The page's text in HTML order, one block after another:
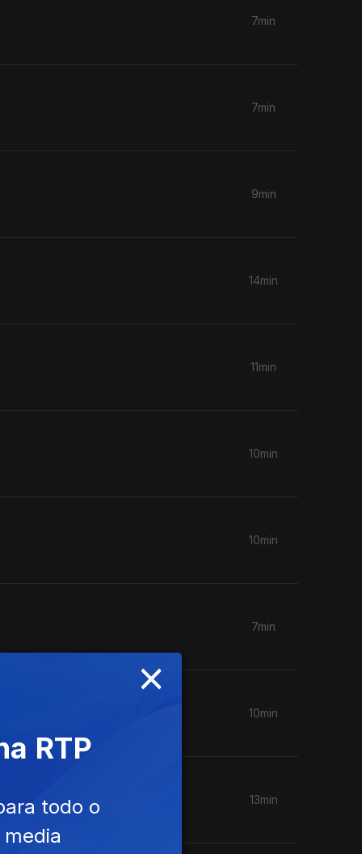
7min
7min
9min
14min
11min
10min
10min
7min
10min
13min
×
RTP
todo o